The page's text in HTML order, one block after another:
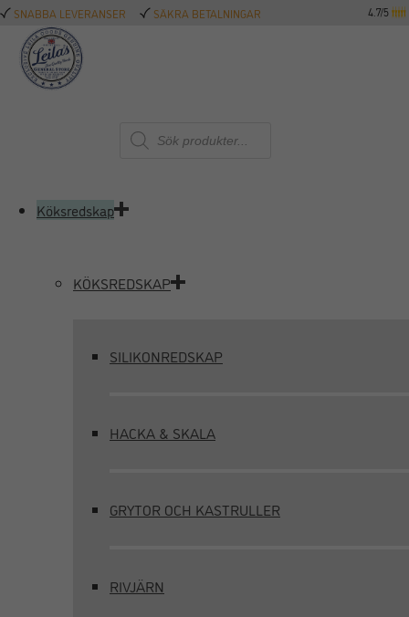
SNABBA LEVERANSER SÄKRA BETALNINGAR 4.7/5
Produktsökning
Köksredskap
KÖKSREDSKAP
SILIKONREDSKAP
HACKA & SKALA
GRYTOR OCH KASTRULLER
RIVJÄRN